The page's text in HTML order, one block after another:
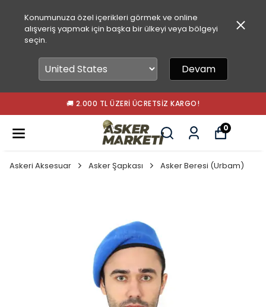
Konumunuza özel içerikleri görmek ve online
alışveriş yapmak için başka bir ülkeyi veya bölgeyi
seçin.
Devam
🚚 2.000 TL ÜZERI ÜCRETSIZ KARGO!
0
Askeri Aksesuar Asker Şapkası Asker Beresi (Urbam)